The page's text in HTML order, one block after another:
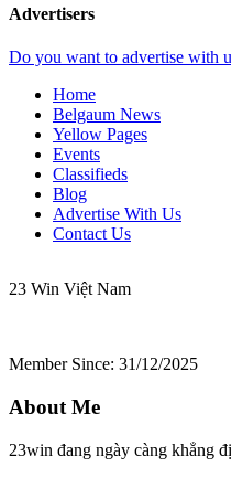
Advertisers
Do you want to advertise with
Home
Belgaum News
Yellow Pages
Events
Classifieds
Blog
Advertise With Us
Contact Us
23 Win Việt Nam
Member Since: 31/12/2025
About Me
23win đang ngày càng khẳng